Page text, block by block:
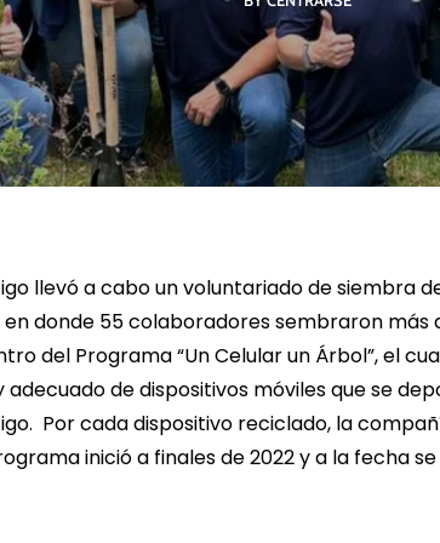
MÁS LEER MÁS
llevó a cabo un voluntariado de siembra
donde 55 colaboradores sembraron más
del Programa “Un Celular un Árbol”, el
adecuado de dispositivos móviles que se
Por cada dispositivo reciclado, la
inició a finales de 2022 y a la fecha